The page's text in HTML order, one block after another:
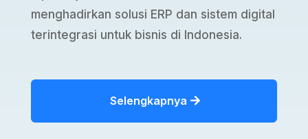
menghadirkan solusi ERP dan sistem digital
terintegrasi untuk bisnis di Indonesia.
Selengkapnya